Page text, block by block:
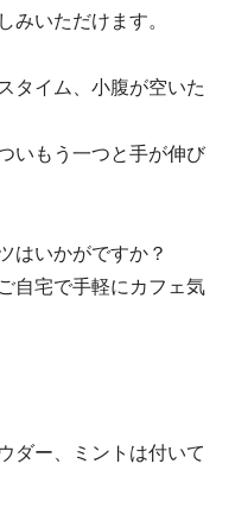
みいただけます。
タイム、小腹が空いた
いもう一つと手が伸び
はいかがですか？
自宅で手軽にカフェ気
ダー、ミントは付いて